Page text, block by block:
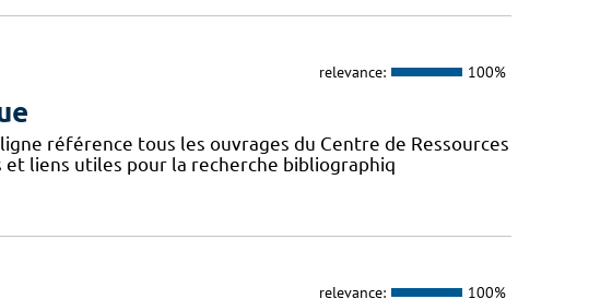
relevance: 100%
référence tous les ouvrages du Centre de Ressources
liens utiles pour la recherche bibliographiq
relevance: 100%